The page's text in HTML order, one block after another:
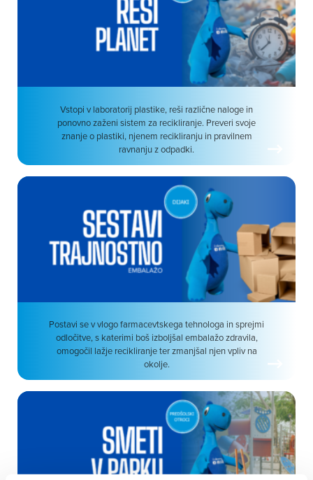
Vstopi v laboratorij plastike, reši različne naloge in
ponovno zaženi sistem za recikliranje. Preveri svoje
znanje o plastiki, njenem recikliranju in pravilnem
ravnanju z odpadki.
Postavi se v vlogo farmacevtskega tehnologa in sprejmi
odločitve, s katerimi boš izboljšal embalažo zdravila,
omogočil lažje recikliranje ter zmanjšal njen vpliv na
okolje.